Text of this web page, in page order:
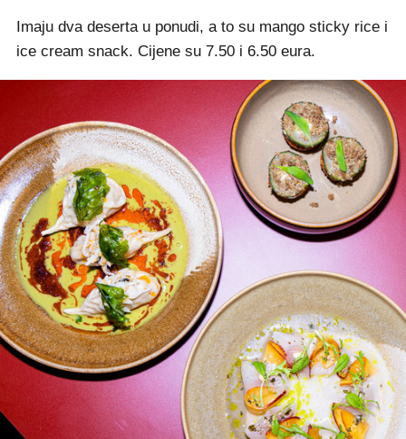
Imaju dva deserta u ponudi, a to su mango sticky rice i
ice cream snack. Cijene su 7.50 i 6.50 eura.